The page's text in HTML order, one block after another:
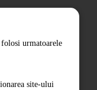
urmatoarele
site-ului